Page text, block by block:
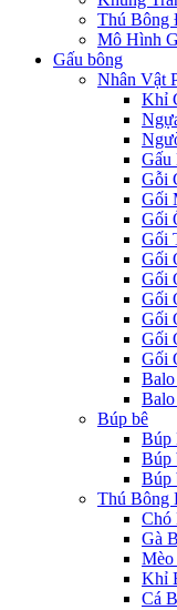
Thú Bông
Mô Hình
Gấu bông
Nhân Vật
Khỉ
Gấu
Gỗi
Gối
Gối
Gối
Gối
Gối
Gối
Gối
Gối
Gối
Búp bê
Búp
Búp
Búp
Thú Bông
Chó
Gà
Khỉ
Cá